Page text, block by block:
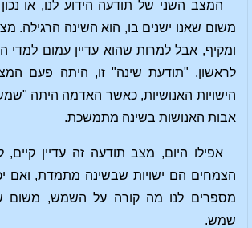
המצב השני של תודעה הידוע לנו, או נכון
משום שאנו ישנים בו, הוא השינה הרגילה.
ומקיף, אבל למרות שהוא עדיין עמום למדי
לראשון. "תודעת שינה" זו, היתה פעם
הישויות האנושיות, כאשר האדמה היתה
אבות האנושות בשינה מתמשכת.
אפילו היום, מצב תודעה זה עדיין קיים,
הצמחים הם ישויות שבשינה מתמדת, ואם
מספרים לנו מה קורה על השמש, משום
שמש.